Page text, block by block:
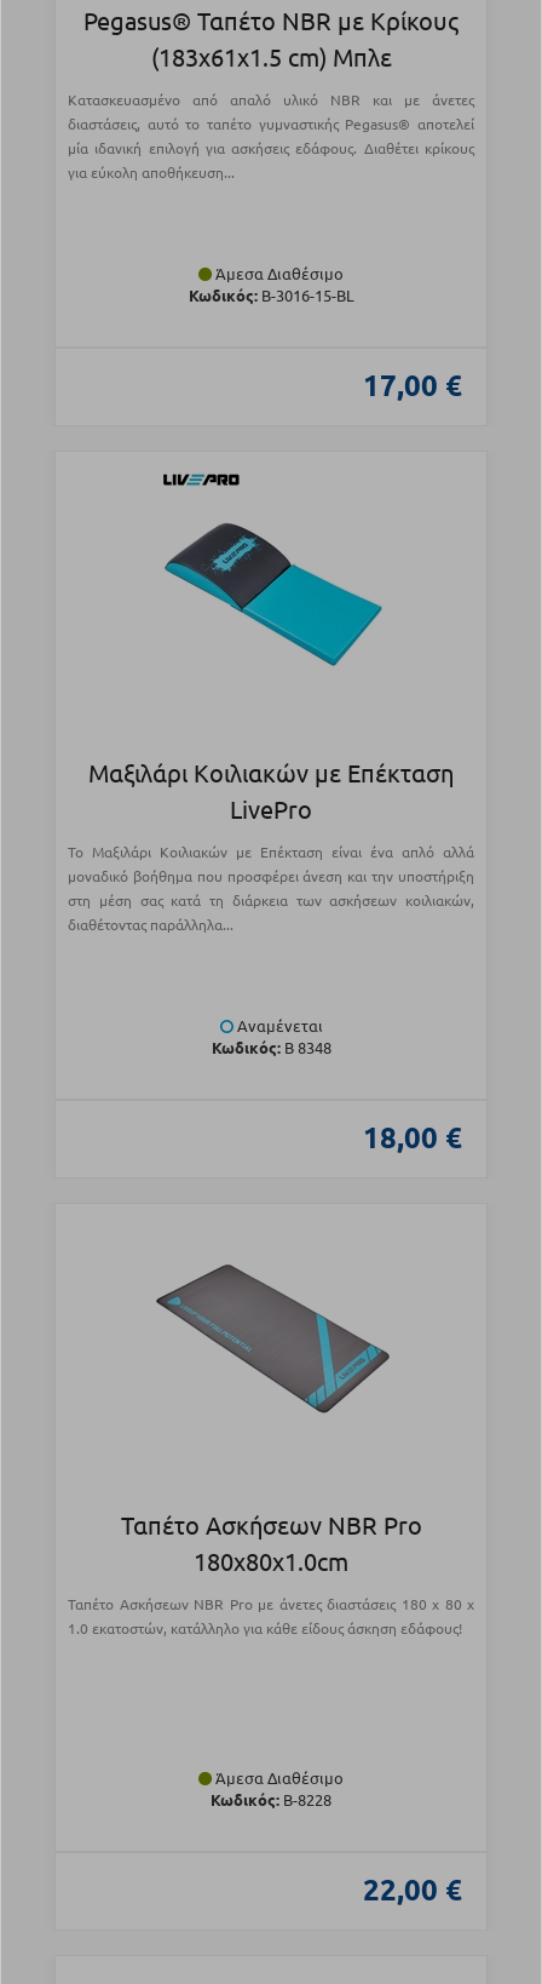
Pegasus® Ταπέτο NBR με Κρίκους
(183x61x1.5 cm) Μπλε
Κατασκευασμένο από απαλό υλικό NBR και με άνετες
διαστάσεις, αυτό το ταπέτο γυμναστικής Pegasus® αποτελεί
μία ιδανική επιλογή για ασκήσεις εδάφους. Διαθέτει κρίκους
για εύκολη αποθήκευση...
Άμεσα Διαθέσιμο
Κωδικός:Β-3016-15-BL
17,00 €
Μαξιλάρι Κοιλιακών με Επέκταση
LivePro
Το Μαξιλάρι Κοιλιακών με Επέκταση είναι ένα απλό αλλά
μοναδικό βοήθημα που προσφέρει άνεση και την υποστήριξη
στη μέση σας κατά τη διάρκεια των ασκήσεων κοιλιακών,
διαθέτοντας παράλληλα...
Αναμένεται
Κωδικός:Β 8348
18,00 €
Ταπέτο Ασκήσεων NBR Pro
180x80x1.0cm
Ταπέτο Ασκήσεων NBR Pro με άνετες διαστάσεις 180 x 80 x
1.0 εκατοστών, κατάλληλο για κάθε είδους άσκηση εδάφους!
Άμεσα Διαθέσιμο
Κωδικός: Β-8228
22,00 €